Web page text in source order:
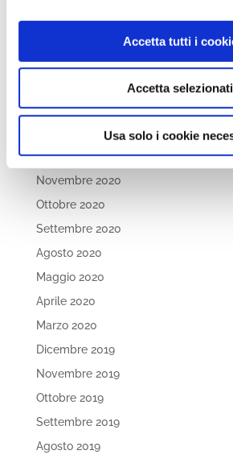
Accetta tutti i
Accetta selezionati
Usa solo i cookie
Maggio 2021
Marzo 2021
Febbraio 2021
Gennaio 2021
Novembre 2020
Ottobre 2020
Settembre 2020
Agosto 2020
Maggio 2020
Aprile 2020
Marzo 2020
Dicembre 2019
Novembre 2019
Ottobre 2019
Settembre 2019
Agosto 2019